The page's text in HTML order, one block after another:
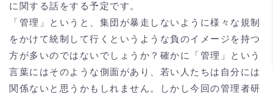
に関する話をする予定です。
「管理」というと、集団が暴走しないように様々な規制
をかけて統制して行くというような負のイメージを持つ
方が多いのではないでしょうか？確かに「管理」という
言葉にはそのような側面があり、若い人たちは自分には
関係ないと思うかもしれません。しかし今回の管理者研